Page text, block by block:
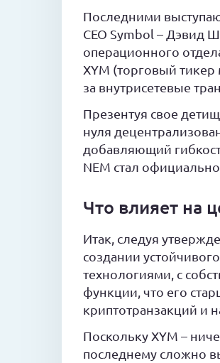
Последними
CEO Symbol – Дэвид
операционного
XYM (торговый
за внутрисетевые
Презентуя свое
нуля
добавляющий
NEM стал
Что влияет на
Итак, следуя
создании
технологиями, с
функции, что его
криптотранзакций и
Поскольку XYM –
последнему сложно